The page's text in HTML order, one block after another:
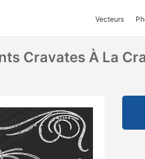
Vecteurs
Cravates À La